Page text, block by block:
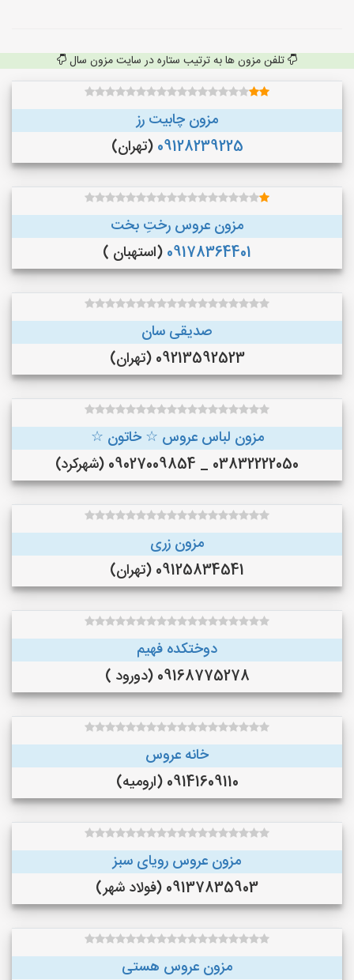
تلفن مزون ها به ترتیب ستاره در سایت مزون سال
مزون چابیت رز
09128239225 (تهران)
مزون عروس رختِ بخت
09178364401 (استهبان )
صدیقی سان
09213592523 (تهران)
مزون لباس عروس ☆ خاتون ☆
03832222050 _ 09027009854 (شهرکرد)
مزون زری
09125834541 (تهران)
دوختکده فهیم
09168775278 (دورود )
خانه عروس
09141609110 (ارومیه)
مزون عروس رویای سبز
09137835903 (فولاد شهر)
مزون عروس هستی